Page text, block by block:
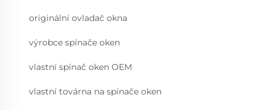
originální ovladač okna
výrobce spínače oken
vlastní spínač oken OEM
vlastní továrna na spínače oken